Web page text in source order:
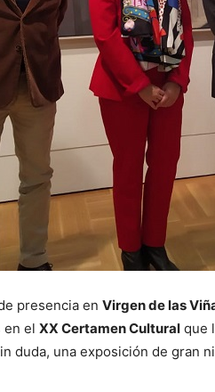
presencia en Virgen de las
en el XX Certamen Cultural que
duda, una exposición de gran